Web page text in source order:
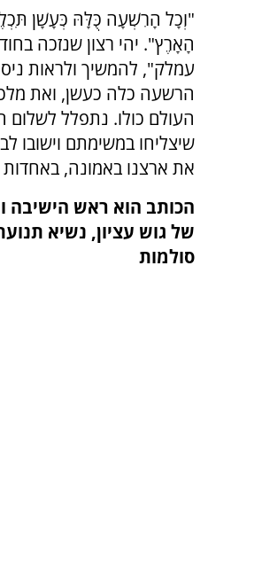
"וְכָל הָרִשְׁעָה כֻּלָּהּ כְּעָשָׁן
הָאָרֶץ". יהי רצון שנזכה
עמלק", להמשיך ולראות
הרשעה כלה כעשן, ואת
העולם כולו. נתפלל לשלום
שיצליחו במשימתם וישובו
את ארצנו באמונה,
הכותב הוא ראש הישיבה
של גוש עציון, נשיא
סולמות